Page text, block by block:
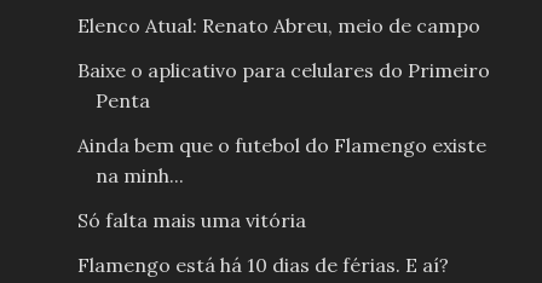
Elenco Atual: Renato Abreu, meio de campo
Baixe o aplicativo para celulares do Primeiro
Penta
Ainda bem que o futebol do Flamengo existe
na minh...
Só falta mais uma vitória
Flamengo está há 10 dias de férias. E aí?